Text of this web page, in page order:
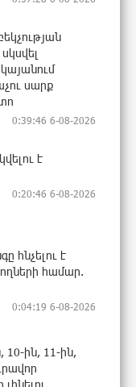
սարք
0:39:46 6-08-2026
է
0:20:46 6-08-2026
հնչելու է
համար.
0:04:19 6-08-2026
10-ին, 11-ին,